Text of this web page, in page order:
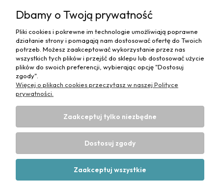
Płatności i dostawa
Informacje
O nas
Projekt i wykonanie:Ecommercy.pl
DANE DO PRZELEWU TRADYCYJNEGO
43-516 ZABRZEG
Dbamy o Twoją prywatność
Pliki cookies i pokrewne im technologie umożliwiają poprawne
działanie strony i pomagają nam dostosować ofertę do Twoich
potrzeb. Możesz zaakceptować wykorzystanie przez nas
wszystkich tych plików i przejść do sklepu lub dostosować użycie
plików do swoich preferencji, wybierając opcję "Dostosuj
zgody".
Więcej o plikach cookies przeczytasz w naszej Polityce
prywatności.
Zaakceptuj tylko niezbędne
Dostosuj zgody
Zaakceptuj wszystkie